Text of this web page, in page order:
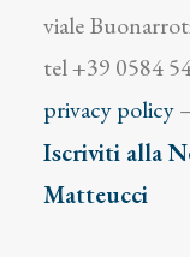
viale
tel +39 0584
privacy policy–
Iscriviti alla
Matteucci